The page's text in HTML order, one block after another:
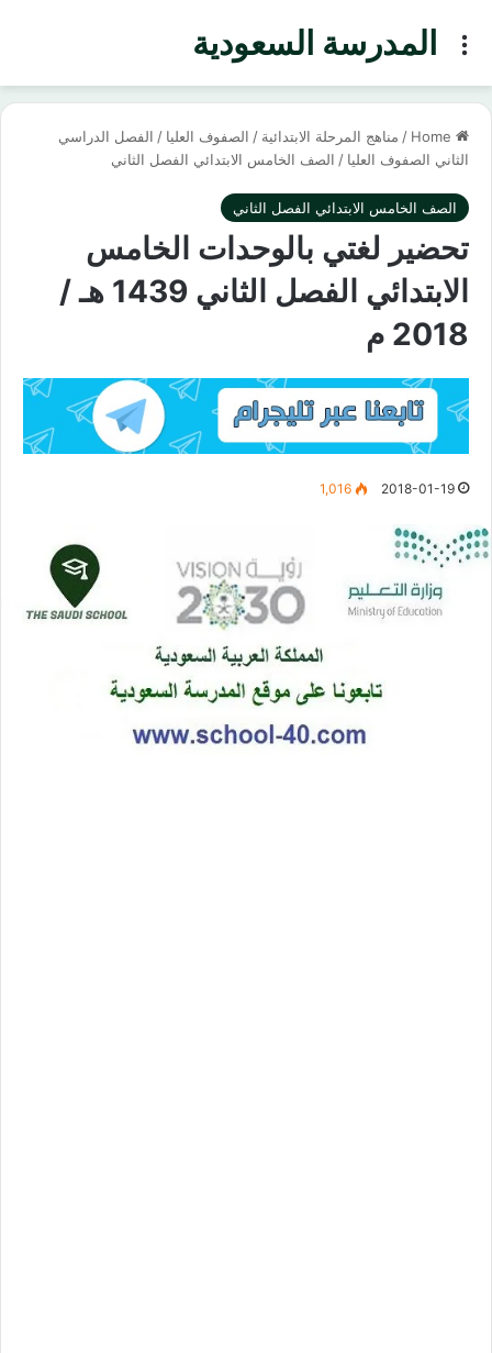
المدرسة السعوديةMenu
/ مناهج المرحلة الابتدائية / الصفوف العليا / الفصل الدراسي
الثاني الصفوف العليا / الصف الخامس الابتدائي الفصل الثاني
الصف الخامس الابتدائي الفصل الثاني
تحضير لغتي بالوحدات الخامس
الابتدائي الفصل الثاني 1439 هـ /
2018 م
2018-01-19
1,016